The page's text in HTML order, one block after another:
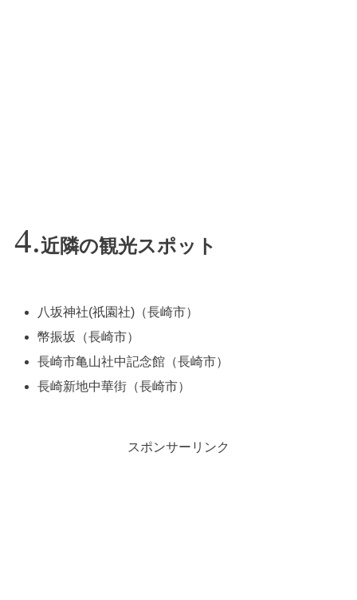
近隣の観光スポット
八坂神社(祇園社)（長崎市）
幣振坂（長崎市）
長崎市亀山社中記念館（長崎市）
長崎新地中華街（長崎市）
スポンサーリンク